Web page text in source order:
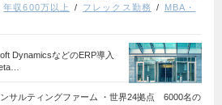
年収600万以上 フレックス勤務
MBA・
DynamicsなどのERP導入
ンサルティングファーム ・世界24拠点 6000名の